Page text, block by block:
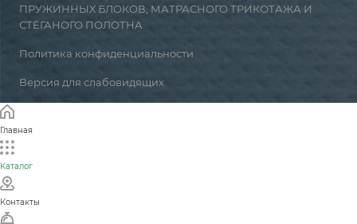
ПРУЖИННЫХ БЛОКОВ, МАТРАСНОГО ТРИКОТАЖА И
СТЁГАНОГО ПОЛОТНА
Политика конфиденциальности
Версия для слабовидящих
Главная
Каталог
Контакты